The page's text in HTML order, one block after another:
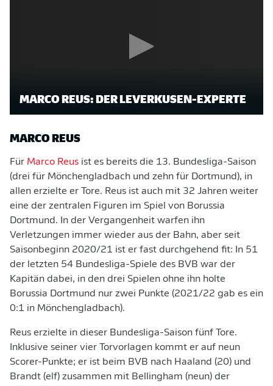
MARCO REUS: DER LEVERKUSEN-EXPERTE
MARCO REUS
Für Marco Reus ist es bereits die 13. Bundesliga-Saison
(drei für Mönchengladbach und zehn für Dortmund), in
allen erzielte er Tore. Reus ist auch mit 32 Jahren weiter
eine der zentralen Figuren im Spiel von Borussia
Dortmund. In der Vergangenheit warfen ihn
Verletzungen immer wieder aus der Bahn, aber seit
Saisonbeginn 2020/21 ist er fast durchgehend fit: In 51
der letzten 54 Bundesliga-Spiele des BVB war der
Kapitän dabei, in den drei Spielen ohne ihn holte
Borussia Dortmund nur zwei Punkte (2021/22 gab es ein
0:1 in Mönchengladbach).
Reus erzielte in dieser Bundesliga-Saison fünf Tore.
Inklusive seiner vier Torvorlagen kommt er auf neun
Scorer-Punkte; er ist beim BVB nach Haaland (20) und
Brandt (elf) zusammen mit Bellingham (neun) der